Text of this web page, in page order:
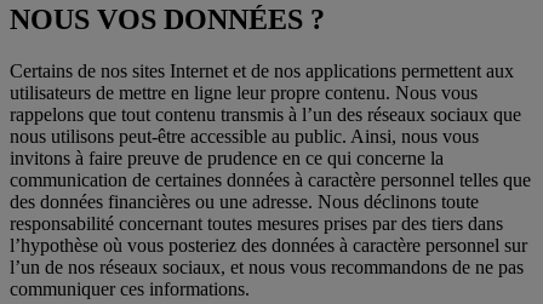
NOUS VOS DONNÉES ?
Certains de nos sites Internet et de nos applications permettent aux
utilisateurs de mettre en ligne leur propre contenu. Nous vous
rappelons que tout contenu transmis à l’un des réseaux sociaux que
nous utilisons peut-être accessible au public. Ainsi, nous vous
invitons à faire preuve de prudence en ce qui concerne la
communication de certaines données à caractère personnel telles que
des données financières ou une adresse. Nous déclinons toute
responsabilité concernant toutes mesures prises par des tiers dans
l’hypothèse où vous posteriez des données à caractère personnel sur
l’un de nos réseaux sociaux, et nous vous recommandons de ne pas
communiquer ces informations.